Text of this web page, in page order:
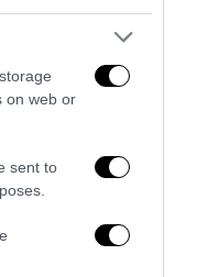
on web or
sent to
scelta